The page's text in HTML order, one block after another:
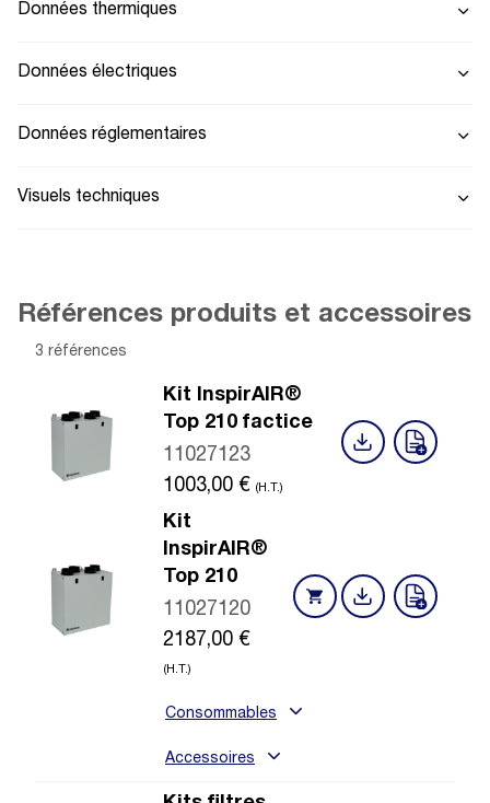
Données thermiques
Données électriques
Données réglementaires
Visuels techniques
Références produits et accessoires
3 références
Kit InspirAIR®
Top 210 factice
11027123
1003,00 € (H.T.)
Kit
InspirAIR®
Top 210
11027120
2187,00 €
(H.T.)
Consommables
Accessoires